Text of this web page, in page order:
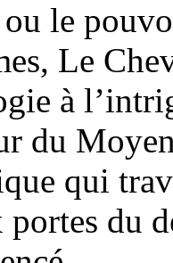
le
Le
à
du
qui
portes du